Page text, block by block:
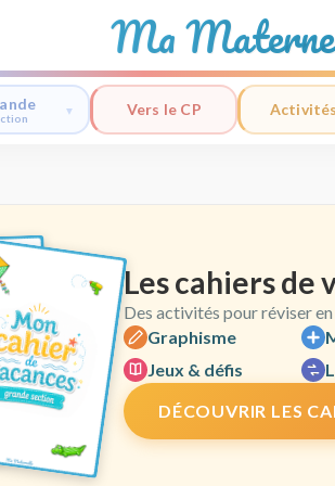
Ma
Vers le CP Activités
Les cahiers de
Des activités pour réviser en
Graphisme
Jeux & défis
DÉCOUVRIR LES